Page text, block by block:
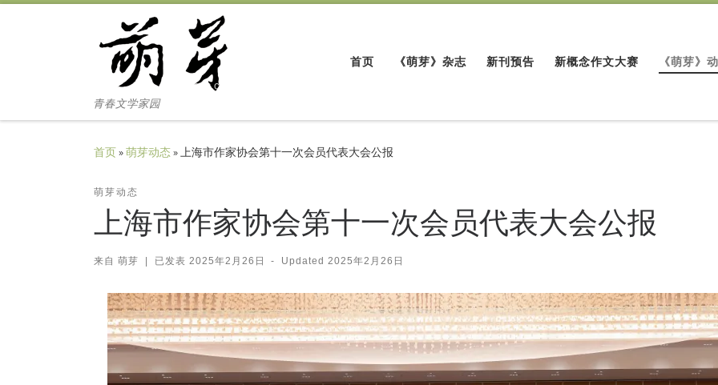
青春文学家园
首页 《萌芽》杂志 新刊预告 新概念作文大赛 《萌芽》
首页»萌芽动态»上海市作家协会第十一次会员代表大会公报
萌芽动态
上海市作家协会第十一次会员代表大会公报
来自 萌芽 已发表 2025年2月26日 - Updated2025年2月26日